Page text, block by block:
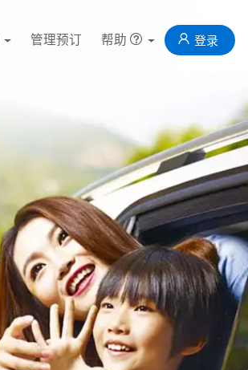
管理预订 帮助 登录